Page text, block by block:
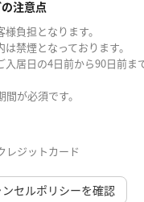
注意点
負担となります。
は禁煙となっております。
入居日の4日前から90日前ま
間が必須です。
レジットカード
セルポリシーを確認